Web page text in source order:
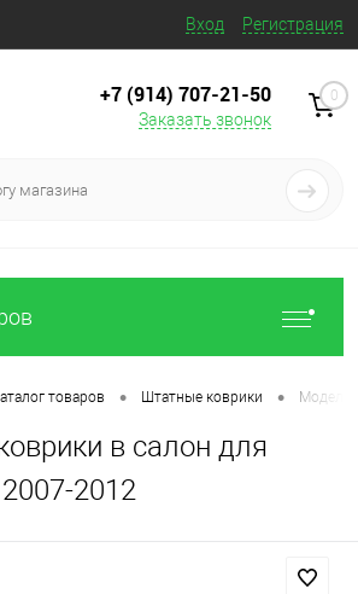
Вход Регистрация
+7 (914) 707‒21‒50
Заказать звонок
0
товаров • Штатные коврики •
в салон для
2012